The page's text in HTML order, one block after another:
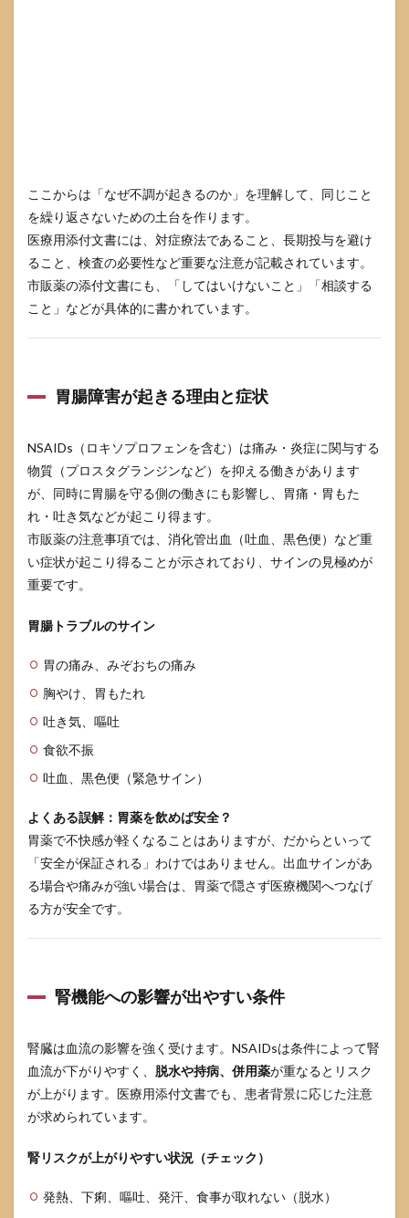
ここからは「なぜ不調が起きるのか」を理解して、同じこと
を繰り返さないための土台を作ります。
医療用添付文書には、対症療法であること、長期投与を避け
ること、検査の必要性など重要な注意が記載されています。
市販薬の添付文書にも、「してはいけないこと」「相談する
こと」などが具体的に書かれています。
胃腸障害が起きる理由と症状
NSAIDs（ロキソプロフェンを含む）は痛み・炎症に関与する
物質（プロスタグランジンなど）を抑える働きがあります
が、同時に胃腸を守る側の働きにも影響し、胃痛・胃もた
れ・吐き気などが起こり得ます。
市販薬の注意事項では、消化管出血（吐血、黒色便）など重
い症状が起こり得ることが示されており、サインの見極めが
重要です。
胃腸トラブルのサイン
胃の痛み、みぞおちの痛み
胸やけ、胃もたれ
吐き気、嘔吐
食欲不振
吐血、黒色便（緊急サイン）
よくある誤解：胃薬を飲めば安全？
胃薬で不快感が軽くなることはありますが、だからといって
「安全が保証される」わけではありません。出血サインがあ
る場合や痛みが強い場合は、胃薬で隠さず医療機関へつなげ
る方が安全です。
腎機能への影響が出やすい条件
腎臓は血流の影響を強く受けます。NSAIDsは条件によって腎
血流が下がりやすく、 脱水や持病、併用薬が重なるとリスク
が上がります。医療用添付文書でも、患者背景に応じた注意
が求められています。
腎リスクが上がりやすい状況（チェック）
発熱、下痢、嘔吐、発汗、食事が取れない（脱水）